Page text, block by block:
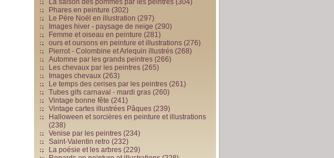
La saison des pommes par les peintres (304)
Phares en peinture (302)
Le Père Noël en illustration (297)
Images hiver - paysage de neige (290)
Femme et oiseau en peinture (281)
ours et oursons en peinture et illustrations (276)
Pierrot - Colombine et Arlequin illustrés (268)
Automne par les grands peintres (266)
Les chevaux par les peintres (265)
Images chevaux (263)
Le temps des cerises par les peintres (261)
Tubes gifs carnaval - mardi gras (260)
Vintage bonne fête (241)
Vintage cartes illustrées Pâques (239)
Halloween et sorcières en peinture et illustrations
(238)
Venise par les peintres (234)
Saint-Valentin retro (232)
La poésie et les arbres (229)